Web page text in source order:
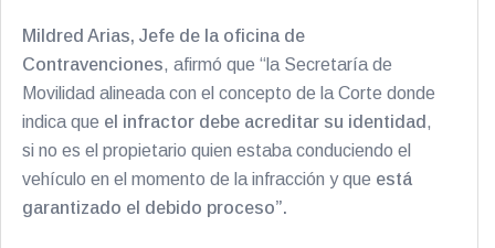
Mildred Arias, Jefe de la oficina de
Contravenciones, afirmó que “la Secretaría de
Movilidad alineada con el concepto de la Corte donde
indica que el infractor debe acreditar su identidad ,
si no es el propietario quien estaba conduciendo el
vehículo en el momento de la infracción y que está
garantizado el debido proceso”.